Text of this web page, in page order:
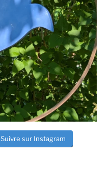
Suivre sur Instagram